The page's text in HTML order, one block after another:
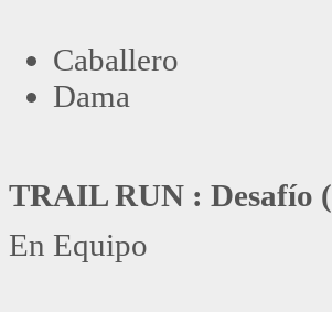
Caballero
Dama
TRAIL RUN : Desafío
En Equipo